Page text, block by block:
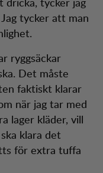
tycker att man
ryggsäckar
Det måste
faktiskt klarar
när jag tar med
lager kläder, vill
klara det
för extra tuffa